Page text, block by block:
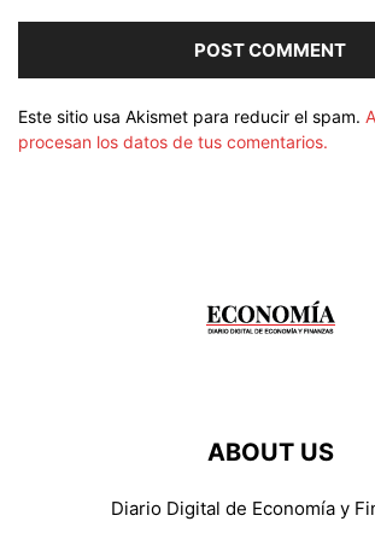
Este sitio usa Akismet para reducir el spam.
procesan los datos de tus comentarios.
ABOUT US
Diario Digital de Economía y